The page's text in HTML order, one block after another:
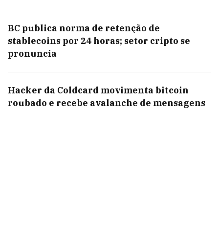
BC publica norma de retenção de
stablecoins por 24 horas; setor cripto se
pronuncia
Hacker da Coldcard movimenta bitcoin
roubado e recebe avalanche de mensagens